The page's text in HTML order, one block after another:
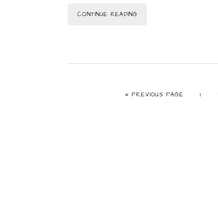
CONTINUE READING
«GO TO
PREVIOUS PAGE PAGE
1